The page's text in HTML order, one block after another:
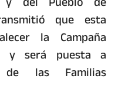
que esta
la Campaña
y será puesta a
de las Familias